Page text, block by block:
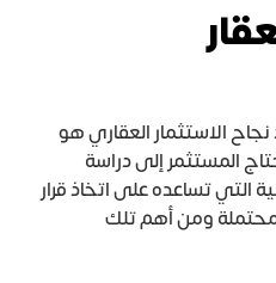
الاستثمار العقاري هو
المستثمر إلى دراسة
التي تساعده على اتخاذ قرار
ومن أهم تلك